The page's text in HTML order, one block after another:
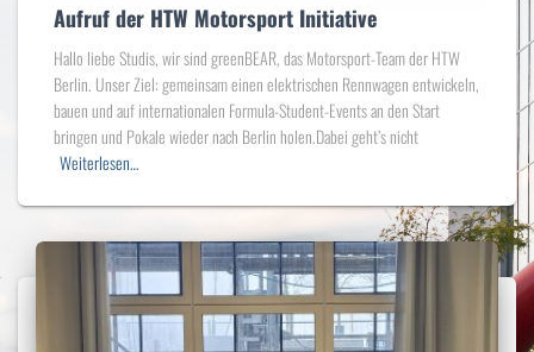
Aufruf der HTW Motorsport Initiative
Hallo liebe Studis, wir sind greenBEAR, das Motorsport-Team der HTW
Berlin. Unser Ziel: gemeinsam einen elektrischen Rennwagen entwickeln,
bauen und auf internationalen Formula-Student-Events an den Start
bringen und Pokale wieder nach Berlin holen.Dabei geht’s nicht
Weiterlesen…